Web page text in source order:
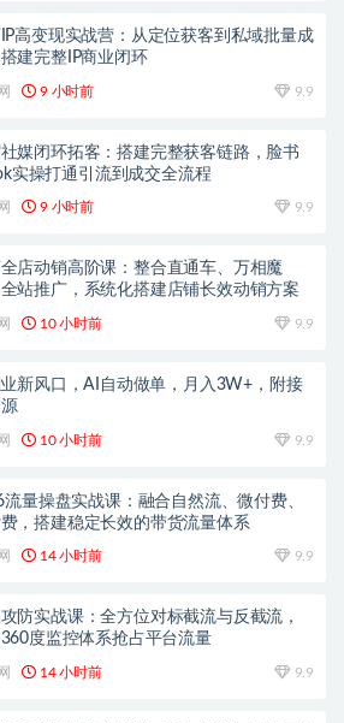
高变现实战营：从定位获客到私域批量成
建完整IP商业闭环
9 小时前 9.9
媒闭环拓客：搭建完整获客链路，脸书
实操打通引流到成交全流程
9 小时前 9.9
店动销高阶课：整合直通车、万相魔
站推广，系统化搭建店铺长效动销方案
10 小时前 9.9
新风口，AI自动做单，月入3W+，附接
10 小时前 9.9
流量操盘实战课：融合自然流、微付费、
，搭建稳定长效的带货流量体系
14 小时前 9.9
防实战课：全方位对标截流与反截流，
度监控体系抢占平台流量
14 小时前 9.9